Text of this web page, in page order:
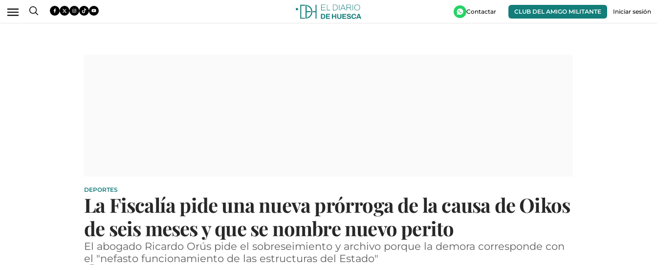
Contactar CLUB DEL AMIGO MILITANTE Iniciar sesión
DEPORTES
La Fiscalía pide una nueva prórroga de la causa de Oikos
de seis meses y que se nombre nuevo perito
El abogado Ricardo Orús pide el sobreseimiento y archivo porque la demora corresponde con
el "nefasto funcionamiento de las estructuras del Estado"